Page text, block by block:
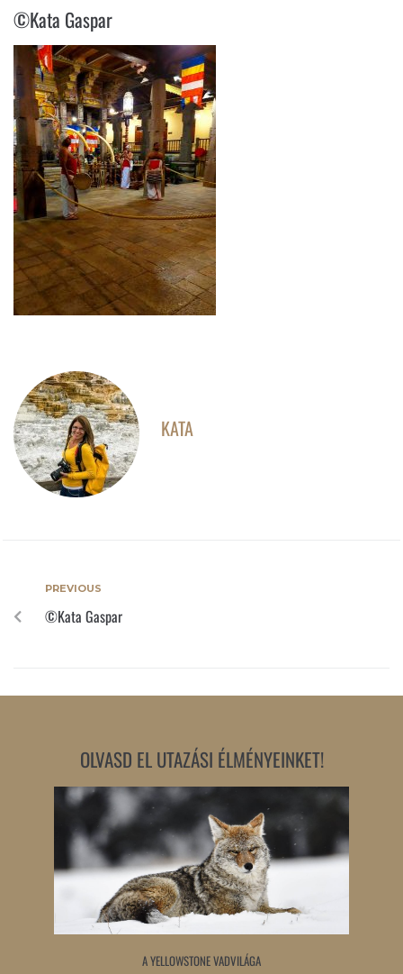
©Kata Gaspar
KATA
PREVIOUS
©Kata Gaspar
OLVASD EL UTAZÁSI ÉLMÉNYEINKET!
A YELLOWSTONE VADVILÁGA